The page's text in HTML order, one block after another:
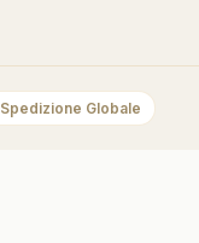
Spedizione Globale